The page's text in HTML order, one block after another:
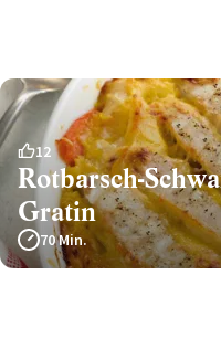
12
Rotbarsch-
Gratin
70 Min.